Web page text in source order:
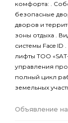
комфорта: .
безопасные
дворов и
зоны отдыха .
системы Face
лифты ТОО «SAT-
управления
полный цикл
земельных
Объявление